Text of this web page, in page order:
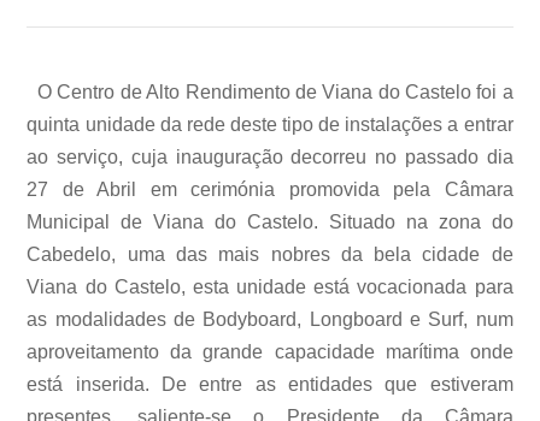
O Centro de Alto Rendimento de Viana do Castelo foi a
quinta unidade da rede deste tipo de instalações a entrar
ao serviço, cuja inauguração decorreu no passado dia
27 de Abril em cerimónia promovida pela Câmara
Municipal de Viana do Castelo. Situado na zona do
Cabedelo, uma das mais nobres da bela cidade de
Viana do Castelo, esta unidade está vocacionada para
as modalidades de Bodyboard, Longboard e Surf, num
aproveitamento da grande capacidade marítima onde
está inserida. De entre as entidades que estiveram